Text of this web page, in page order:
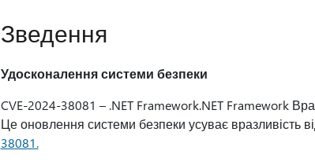
Зведення
Удосконалення системи безпеки
CVE-2024-38081 – .NET Framework.NET Framework
Це оновлення системи безпеки усуває вразливість
38081.